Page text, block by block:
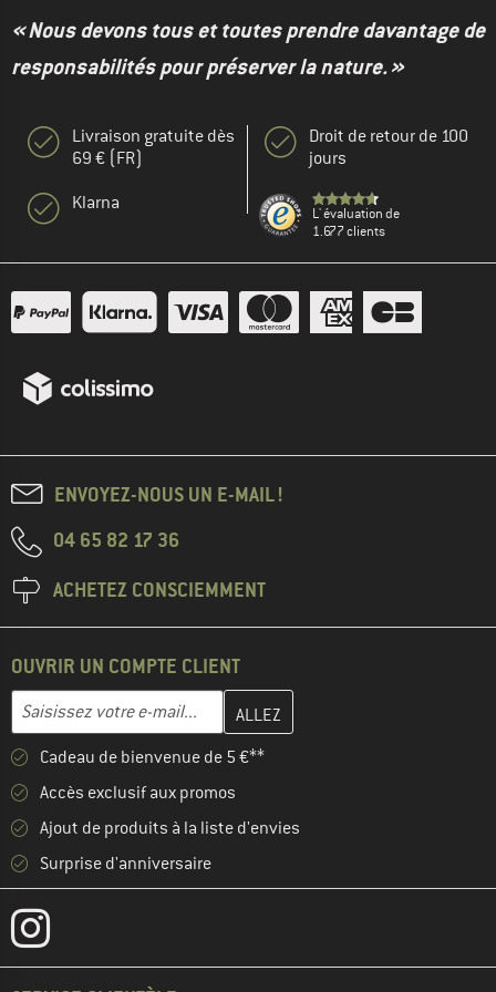
« Nous devons tous et toutes prendre davantage de
responsabilités pour préserver la nature. »
Livraison gratuite dès
69 € (FR)
Klarna
Droit de retour de 100
jours
L' évaluation de
1.677 clients
ENVOYEZ-NOUS UN E-MAIL !
04 65 82 17 36
ACHETEZ CONSCIEMMENT
OUVRIR UN COMPTE CLIENT
Adresse e-mail
Entrez votre adresse e-mail ici et créez votre compte client à la
Cadeau de bienvenue de 5 €**
Accès exclusif aux promos
Ajout de produits à la liste d'envies
Surprise d'anniversaire